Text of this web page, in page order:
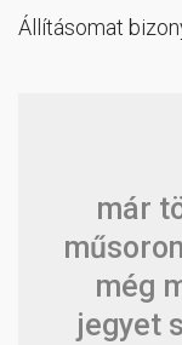
Állításomat
már
még
jegyet